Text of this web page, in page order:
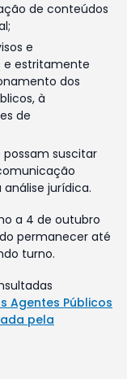
de conteúdos
e
e estritamente
dos
à
de
possam suscitar
jurídica.
a 4 de outubro
permanecer até
turno.
Agentes Públicos
pela